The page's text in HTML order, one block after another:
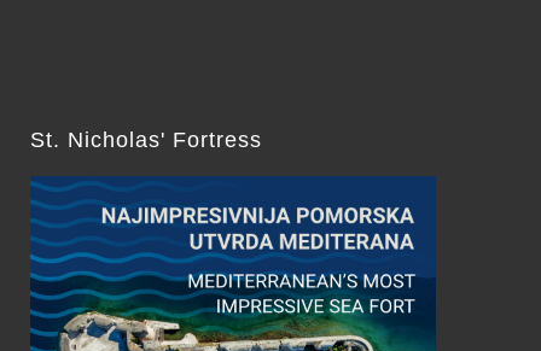
St. Nicholas' Fortress